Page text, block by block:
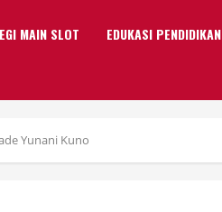
MAIN SLOT EDUKASI PENDIDIKAN
Yunani Kuno